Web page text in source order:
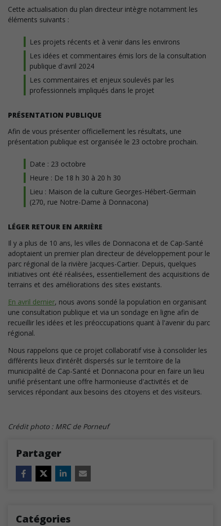
Cette actualisation du plan directeur intègre notamment les
éléments suivants :
Les projets récents et à venir dans les environs
Les idées et commentaires émis lors de la consultation
publique d'avril 2024
Les commentaires et enjeux soulevés par les
professionnels impliqués dans le projet
PRÉSENTATION PUBLIQUE
Afin de vous présenter officiellement les résultats, une
présentation publique est organisée le 23 octobre prochain.
Date : 23 octobre
Heure : De 18 h 30 à 20 h 30
Lieu : Maison de la culture Georges-Hébert-Germain
(270, rue Notre-Dame à Donnacona)
LÉGER RETOUR EN ARRIÈRE
Il y a plus de 10 ans, les villes de Donnacona et de Cap-Santé
adoptaient un premier plan directeur de développement pour le
parc régional de la rivière Jacques-Cartier. Depuis, quelques
initiatives ont été réalisées, essentiellement des acquisitions de
terrains et des améliorations des sites existants.
En avril dernier, nous avons sondé la population en organisant
une consultation publique et via un sondage en ligne afin de
recueillir les idées et les préoccupations quant à l'avenir du parc
régional.
Nous rappelons que ce projet collaboratif vise à consolider les
différents lieux d'intérêt dispersés sur le territoire de la
municipalité de Cap-Santé et Donnacona pour en faire un lieu
unifié présentant une offre harmonieuse d'activités et de
services répondant aux besoins des citoyens et des visiteurs.
Crédit photo : MRC de Porneuf
Partager
Catégories